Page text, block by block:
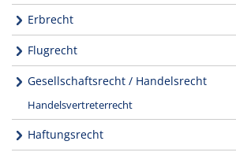
Erbrecht
Flugrecht
Gesellschaftsrecht / Handelsrecht
Handelsvertreterrecht
Haftungsrecht